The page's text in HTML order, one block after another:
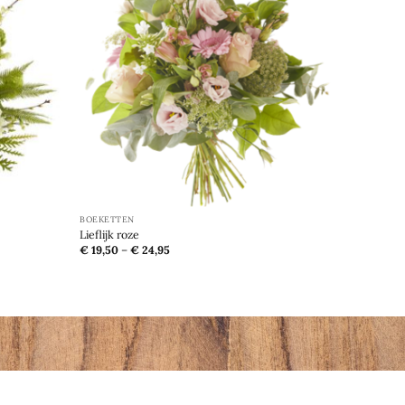
verlanglijst
verlanglijst
BOEKETTEN
Lieflijk roze
€ 19,50 –€ 24,95